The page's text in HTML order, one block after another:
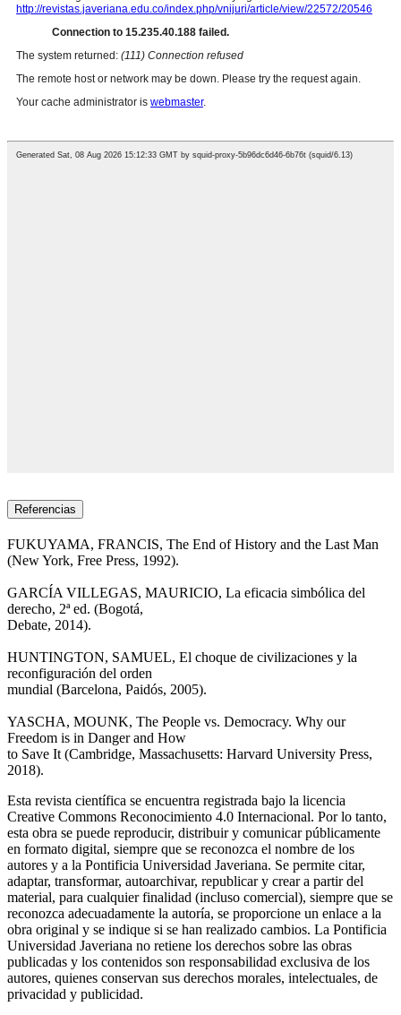
Referencias
FUKUYAMA, FRANCIS, The End of History and the Last Man
(New York, Free Press, 1992).
GARCÍA VILLEGAS, MAURICIO, La eficacia simbólica del
derecho, 2ª ed. (Bogotá,
Debate, 2014).
HUNTINGTON, SAMUEL, El choque de civilizaciones y la
reconfiguración del orden
mundial (Barcelona, Paidós, 2005).
YASCHA, MOUNK, The People vs. Democracy. Why our
Freedom is in Danger and How
to Save It (Cambridge, Massachusetts: Harvard University Press,
2018).
Esta revista científica se encuentra registrada bajo la licencia
Creative Commons Reconocimiento 4.0 Internacional. Por lo tanto,
esta obra se puede reproducir, distribuir y comunicar públicamente
en formato digital, siempre que se reconozca el nombre de los
autores y a la Pontificia Universidad Javeriana. Se permite citar,
adaptar, transformar, autoarchivar, republicar y crear a partir del
material, para cualquier finalidad (incluso comercial), siempre que se
reconozca adecuadamente la autoría, se proporcione un enlace a la
obra original y se indique si se han realizado cambios. La Pontificia
Universidad Javeriana no retiene los derechos sobre las obras
publicadas y los contenidos son responsabilidad exclusiva de los
autores, quienes conservan sus derechos morales, intelectuales, de
privacidad y publicidad.